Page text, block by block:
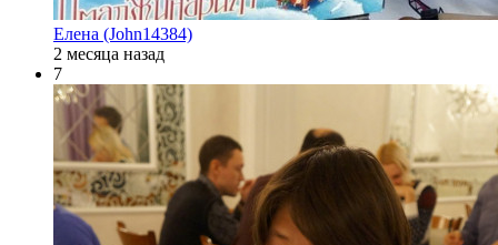
Елена (John14384)
2 месяца назад
7